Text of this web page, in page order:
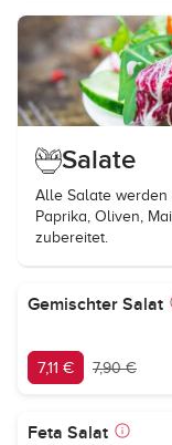
Salate
Alle Salate werden
Paprika, Oliven,
zubereitet.
Gemischter Salat
7,11 € 7,90 €
Feta Salat